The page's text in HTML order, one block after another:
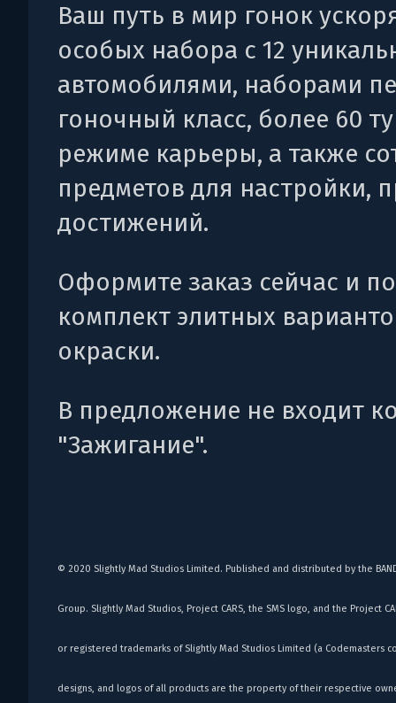
Ваш путь в мир гонок
особых набора с 12
автомобилями, наборами
гоночный класс, более 60
режиме карьеры, а также
предметов для настройки,
достижений.
Оформите заказ сейчас и
комплект элитных
окраски.
В предложение не входит
"Зажигание".
© 2020 Slightly Mad Studios Limited. Published and distributed by the
Group. Slightly Mad Studios, Project CARS, the SMS logo, and the Project
or registered trademarks of Slightly Mad Studios Limited (a Codemasters
designs, and logos of all products are the property of their respective